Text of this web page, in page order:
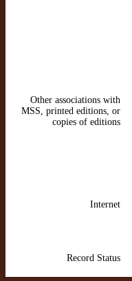
Other associations with
MSS, printed editions, or
copies of editions
Internet
Record Status